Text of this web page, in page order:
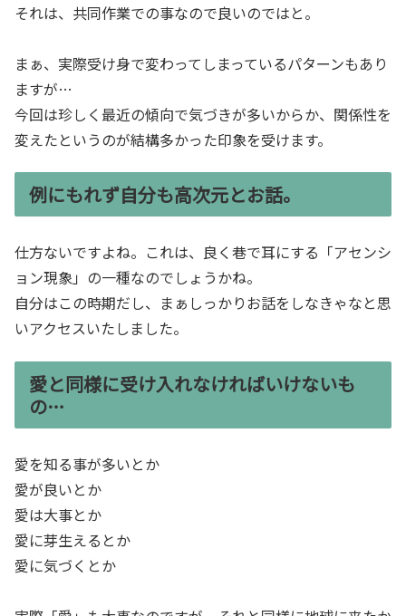
それは、共同作業での事なので良いのではと。
まぁ、実際受け身で変わってしまっているパターンもあり
ますが…
今回は珍しく最近の傾向で気づきが多いからか、関係性を
変えたというのが結構多かった印象を受けます。
例にもれず自分も高次元とお話。
仕方ないですよね。これは、良く巷で耳にする「アセンシ
ョン現象」の一種なのでしょうかね。
自分はこの時期だし、まぁしっかりお話をしなきゃなと思
いアクセスいたしました。
愛と同様に受け入れなければいけないも
の…
愛を知る事が多いとか
愛が良いとか
愛は大事とか
愛に芽生えるとか
愛に気づくとか